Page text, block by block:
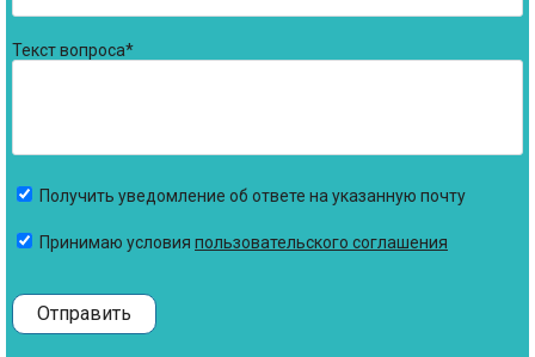
Текст вопроса*
Получить уведомление об ответе на указанную почту
Принимаю условия пользовательского соглашения
Отправить